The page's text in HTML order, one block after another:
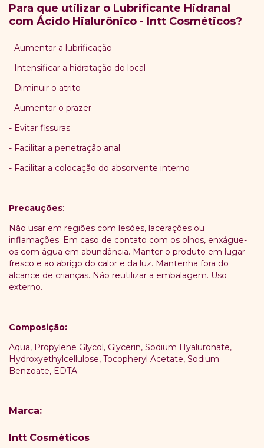
Para que utilizar o Lubrificante Hidranal
com Ácido Hialurônico - Intt Cosméticos?
- Aumentar a lubrificação
- Intensificar a hidratação do local
- Diminuir o atrito
- Aumentar o prazer
- Evitar fissuras
- Facilitar a penetração anal
- Facilitar a colocação do absorvente interno
Precauções:
Não usar em regiões com lesões, lacerações ou
inflamações. Em caso de contato com os olhos, enxágue-
os com água em abundância. Manter o produto em lugar
fresco e ao abrigo do calor e da luz. Mantenha fora do
alcance de crianças. Não reutilizar a embalagem. Uso
externo.
Composição:
Aqua, Propylene Glycol, Glycerin, Sodium Hyaluronate,
Hydroxyethylcellulose, Tocopheryl Acetate, Sodium
Benzoate, EDTA.
Marca:
Intt Cosméticos